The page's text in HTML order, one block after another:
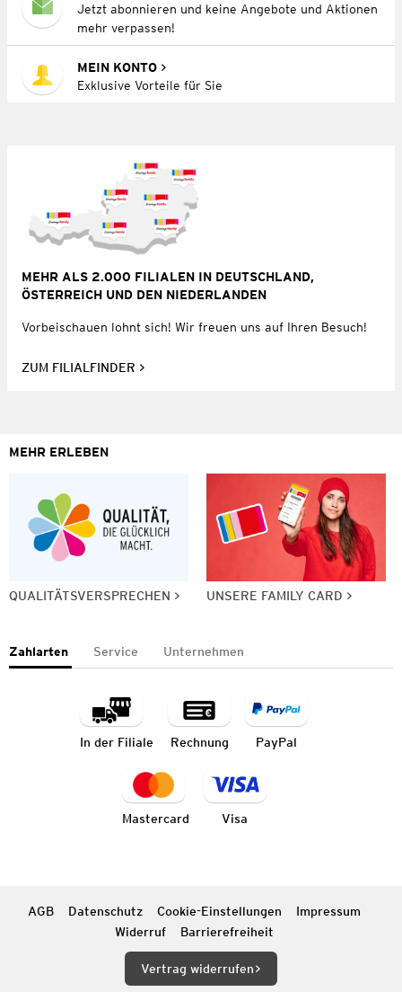
Jetzt abonnieren und keine Angebote und Aktionen
mehr verpassen!
MEIN KONTO
Exklusive Vorteile für Sie
MEHR ALS 2.000 FILIALEN IN DEUTSCHLAND,
ÖSTERREICH UND DEN NIEDERLANDEN
Vorbeischauen lohnt sich! Wir freuen uns auf Ihren Besuch!
ZUM FILIALFINDER
MEHR ERLEBEN
QUALITÄTSVERSPRECHEN UNSERE FAMILY CARD
Zahlarten Service Unternehmen
In der Filiale Rechnung PayPal
Mastercard Visa
AGB Datenschutz Cookie-Einstellungen
Impressum
Widerruf
Barrierefreiheit
Vertrag widerrufen